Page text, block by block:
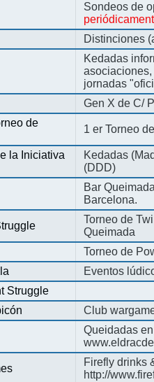
Sondeos de
Distinciones
Kedadas
jornadas
Gen X de C/
de
1 er Torneo
la Iniciativa
Kedadas
(DDD)
Bar
Barcelona.
Torneo de
Queimada
Torneo de
Eventos
Struggle
Club
Queidadas
Firefly drinks
http://